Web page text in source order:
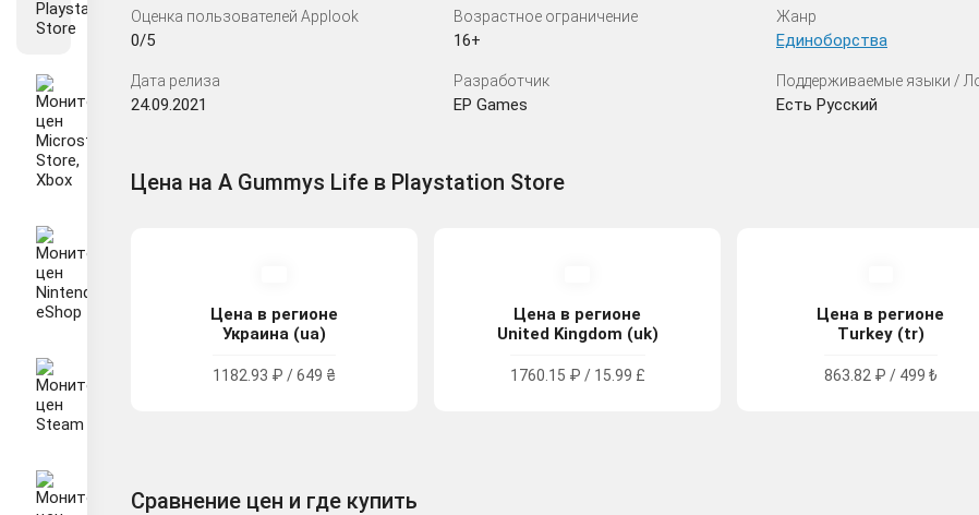
Оценка пользователей Applook
0/5
Возрастное ограничение
16+
Жанр
Единоборства
Дата релиза
24.09.2021
Разработчик
EP Games
Поддерживаемые языки /
Есть Русский
Цена на A Gummys Life в Playstation Store
Цена в регионе
Украина (ua)
1182.93 ₽ / 649 ₴
Цена в регионе
United Kingdom (uk)
1760.15 ₽ / 15.99 £
Цена в регионе
Turkey (tr)
863.82 ₽ / 499 ₺
Сравнение цен и где купить